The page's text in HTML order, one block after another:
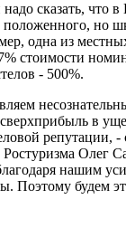
сказать, что в
положенного, но
одна из
стоимости
- 500%.
в
репутации, -
Ростуризма Олег
нашим
Поэтому будем